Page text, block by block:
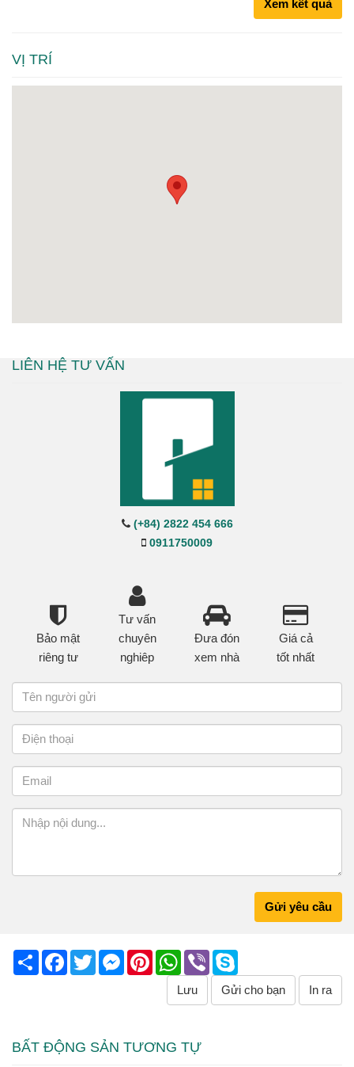
Xem kết quả
VỊ TRÍ
LIÊN HỆ TƯ VẤN
(+84) 2822 454 666
0911750009
Bảo mật
riêng tư
Tư vấn
chuyên
nghiêp
Đưa đón
xem nhà
Giá cả
tốt nhất
Gửi yêu cầu
Share Facebook
TwitterMessenger
PinterestWhatsApp
Viber
Lưu Gửi cho bạn In ra
BẤT ĐỘNG SẢN TƯƠNG TỰ